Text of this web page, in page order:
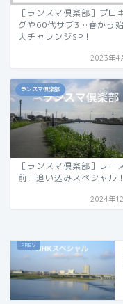
［ランスマ倶楽部］プロ
グや60代サブ3…春から
大チャレンジSP！
2023年4
ランスマ倶楽部
［ランスマ倶楽部］レー
前！追い込みスペシャル！
2024年